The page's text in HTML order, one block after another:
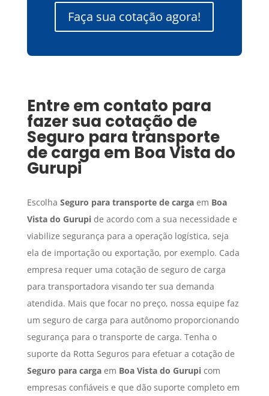
Faça sua cotação agora!
Entre em contato para
fazer sua cotação de
Seguro para transporte
de carga em Boa Vista do
Gurupi
Escolha Seguro para transporte de cargaem Boa
Vista do Gurupide acordo com a sua necessidade e
viabilize segurança para a operação logística, seja
ela de importação ou exportação, por exemplo. Cada
empresa requer uma cotação de seguro de carga
para transportadora visando ter sua demanda
atendida. Mais que focar no preço, nossa equipe faz
um seguro de carga para autônomo proporcionando
segurança para o transporte de carga. Tenha o
suporte da Rotta Seguros para efetuar a cotação de
Seguro para cargaem Boa Vista do Gurupicom
empresas confiáveis e que dão suporte completo em